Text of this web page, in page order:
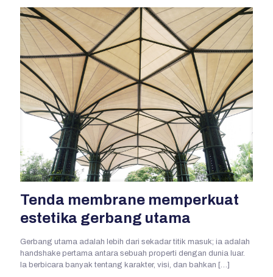
Tenda membrane memperkuat
estetika gerbang utama
Gerbang utama adalah lebih dari sekadar titik masuk; ia adalah
handshake pertama antara sebuah properti dengan dunia luar.
Ia berbicara banyak tentang karakter, visi, dan bahkan […]